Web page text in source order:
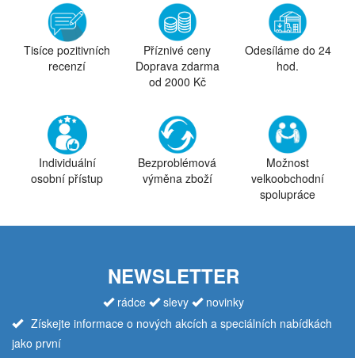
Tisíce pozitivních
recenzí
Příznivé ceny
Doprava zdarma
od 2000 Kč
Odesíláme do 24
hod.
Individuální
osobní přístup
Bezproblémová
výměna zboží
Možnost
velkoobchodní
spolupráce
NEWSLETTER
rádce slevy
novinky
Získejte informace o nových akcích a speciálních nabídkách
jako první